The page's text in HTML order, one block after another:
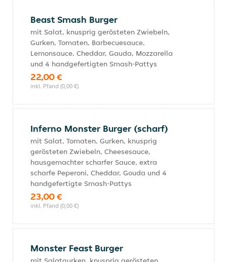
Beast Smash Burger
mit Salat, knusprig gerösteten Zwiebeln,
Gurken, Tomaten, Barbecuesauce,
Lemonsauce, Cheddar, Gauda, Mozzarella
und 4 handgefertigten Smash-Pattys
22,00 €
inkl. Pfand (0,00 €)
Inferno Monster Burger (scharf)
mit Salat, Tomaten, Gurken, knusprig
gerösteten Zwiebeln, Cheesesauce,
hausgemachter scharfer Sauce, extra
scharfe Peperoni, Cheddar, Gouda und 4
handgefertigte Smash-Pattys
23,00 €
inkl. Pfand (0,00 €)
Monster Feast Burger